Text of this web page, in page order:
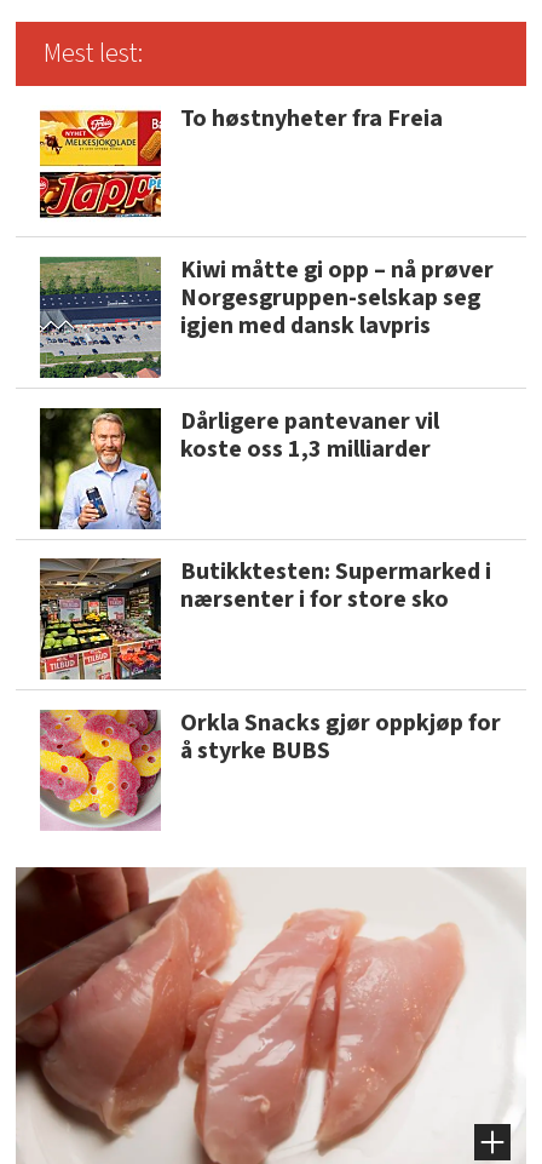
Mest lest:
To høstnyheter fra Freia
Kiwi måtte gi opp – nå prøver
Norgesgruppen-selskap seg
igjen med dansk lavpris
Dårligere pantevaner vil
koste oss 1,3 milliarder
Butikktesten: Supermarked i
nærsenter i for store sko
Orkla Snacks gjør oppkjøp for
å styrke BUBS